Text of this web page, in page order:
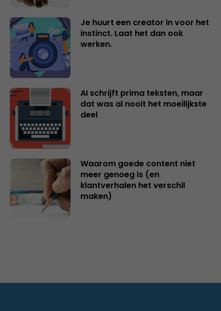
Je huurt een creator in voor het
instinct. Laat het dan ook
werken.
AI schrijft prima teksten, maar
dat was al nooit het moeilijkste
deel
Waarom goede content niet
meer genoeg is (en
klantverhalen het verschil
maken)